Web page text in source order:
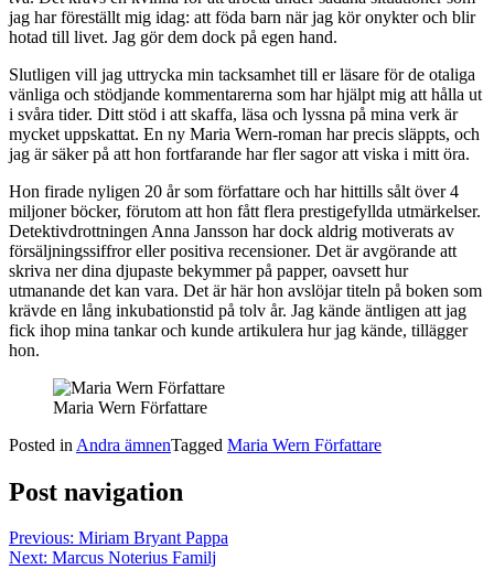
jag har föreställt mig idag: att föda barn när jag kör onykter och blir
hotad till livet. Jag gör dem dock på egen hand.
Slutligen vill jag uttrycka min tacksamhet till er läsare för de otaliga
vänliga och stödjande kommentarerna som har hjälpt mig att hålla ut
i svåra tider. Ditt stöd i att skaffa, läsa och lyssna på mina verk är
mycket uppskattat. En ny Maria Wern-roman har precis släppts, och
jag är säker på att hon fortfarande har fler sagor att viska i mitt öra.
Hon firade nyligen 20 år som författare och har hittills sålt över 4
miljoner böcker, förutom att hon fått flera prestigefyllda utmärkelser.
Detektivdrottningen Anna Jansson har dock aldrig motiverats av
försäljningssiffror eller positiva recensioner. Det är avgörande att
skriva ner dina djupaste bekymmer på papper, oavsett hur
utmanande det kan vara. Det är här hon avslöjar titeln på boken som
krävde en lång inkubationstid på tolv år. Jag kände äntligen att jag
fick ihop mina tankar och kunde artikulera hur jag kände, tillägger
hon.
Maria Wern Författare
Posted in Andra ämnenTagged Maria Wern Författare
Post navigation
Previous: Miriam Bryant Pappa
Next: Marcus Noterius Familj